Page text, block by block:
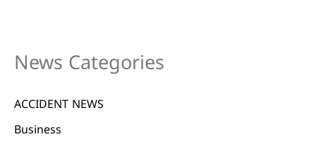
News Categories
ACCIDENT NEWS
Business